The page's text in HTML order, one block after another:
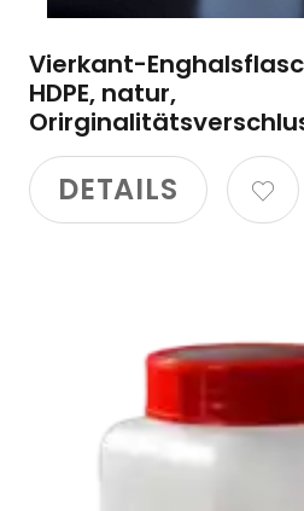
Vierkant-
HDPE, natur,
DETAILS